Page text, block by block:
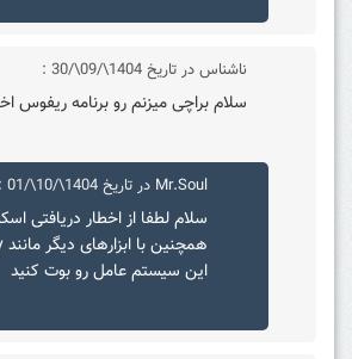
ناشناس در تاریخ 1404\/09\/30 :
سلام براچی میزنم رو برنامه ریفوس
Mr.Soul در تاریخ 1404\/10\/01 :
سلام لطفا از اخطار دریافتی
این سیستم عامل رو بوت کنید